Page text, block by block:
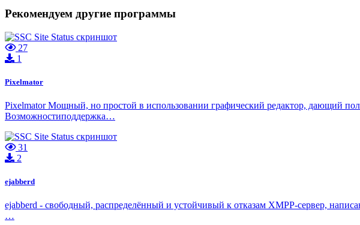
Рекомендуем другие программы
27
1
Pixelmator
Pixelmator Мощный, но простой в использовании графический редактор, дающий
Возможностиподдержка…
31
2
ejabberd
ejabberd - свободный, распределённый и устойчивый к отказам XMPP-сервер,
…